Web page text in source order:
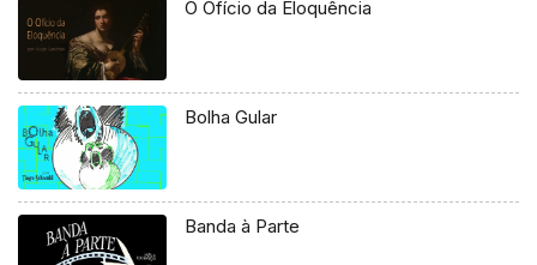
O Ofício da Eloquência
Bolha Gular
Banda à Parte